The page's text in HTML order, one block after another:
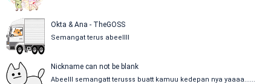
Okta & Ana - TheGOSS
Semangat terus abeellll
Nickname can not be blank
Abeelll semangatt terusss buatt kamuu kedepan nya yaaaa......